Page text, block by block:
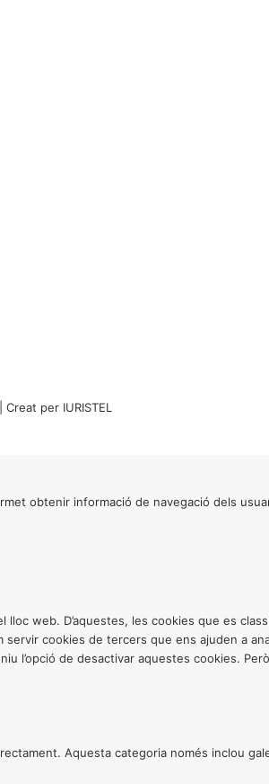
| Creat per IURISTEL
obtenir informació de navegació dels
web. D’aquestes, les cookies que es
cookies de tercers que ens ajuden a
l’opció de desactivar aquestes cookies.
Aquesta categoria només inclou